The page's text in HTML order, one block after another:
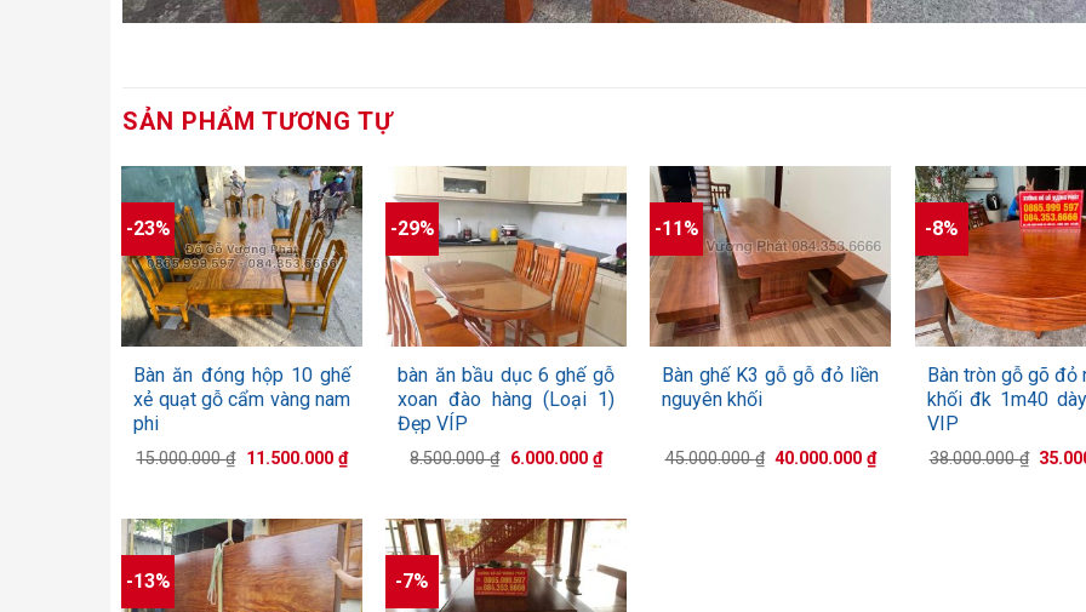
SẢN PHẨM TƯƠNG TỰ
-23%
+
Bàn ăn đóng hộp 10 ghế
xẻ quạt gỗ cẩm vàng nam
phi
15.000.000₫ Giá
11.500.000 ₫Giá
hiện
11.500.000 ₫.
-29%
+
bàn ăn bầu dục 6 ghế gỗ
xoan đào hàng (Loại 1)
Đẹp VÍP
8.500.000₫ Giá
6.000.000 ₫Giá
hiện
6.000.000 ₫.
-11%
+
Bàn ghế K3 gỗ gỗ đỏ liền
nguyên khối
45.000.000₫ Giá
40.000.000 ₫Giá
hiện
-8%
+
Bàn tròn gỗ gõ đỏ
khối đk 1m40
VIP
38.000.000₫ Giá
-13% -7%